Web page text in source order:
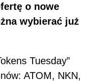
o nowe
wybierać już
Tuesday”
ATOM, NKN,